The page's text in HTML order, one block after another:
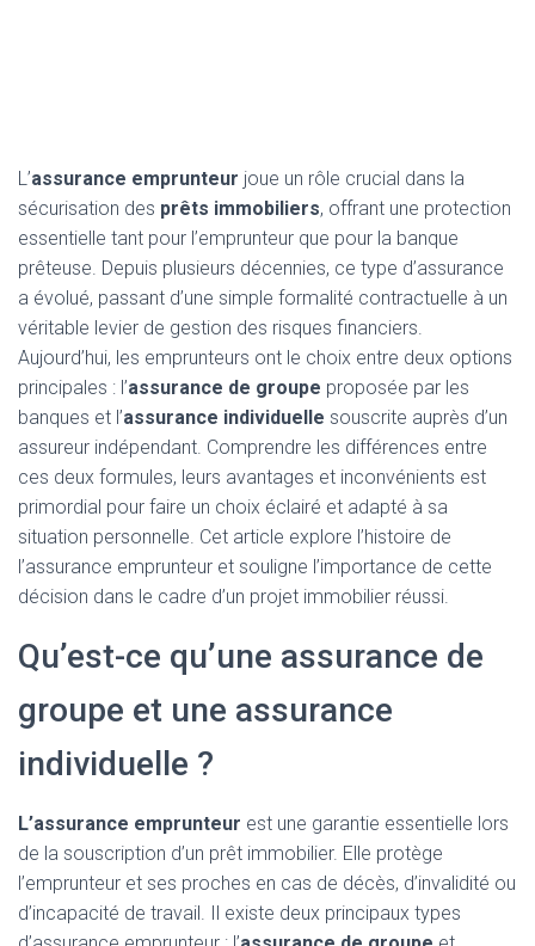
L’assurance emprunteur joue un rôle crucial dans la
sécurisation des prêts immobiliers, offrant une protection
essentielle tant pour l’emprunteur que pour la banque
prêteuse. Depuis plusieurs décennies, ce type d’assurance
a évolué, passant d’une simple formalité contractuelle à un
véritable levier de gestion des risques financiers.
Aujourd’hui, les emprunteurs ont le choix entre deux options
principales : l’assurance de groupe proposée par les
banques et l’assurance individuelle souscrite auprès d’un
assureur indépendant. Comprendre les différences entre
ces deux formules, leurs avantages et inconvénients est
primordial pour faire un choix éclairé et adapté à sa
situation personnelle. Cet article explore l’histoire de
l’assurance emprunteur et souligne l’importance de cette
décision dans le cadre d’un projet immobilier réussi.
Qu’est-ce qu’une assurance de
groupe et une assurance
individuelle ?
L’assurance emprunteur est une garantie essentielle lors
de la souscription d’un prêt immobilier. Elle protège
l’emprunteur et ses proches en cas de décès, d’invalidité ou
d’incapacité de travail. Il existe deux principaux types